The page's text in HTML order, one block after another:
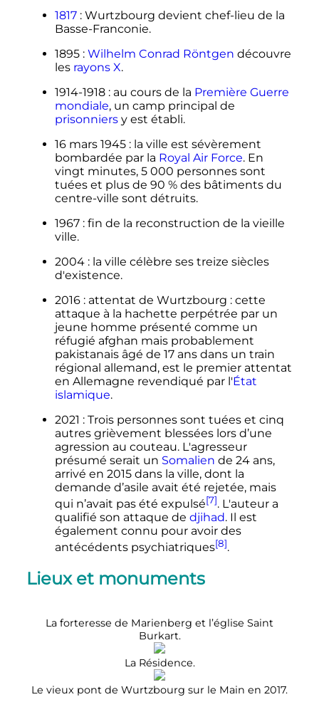
1817 : Wurtzbourg devient chef-lieu de la
Basse-Franconie.
1895 : Wilhelm Conrad Röntgen découvre
les rayons X.
1914-1918 : au cours de la Première Guerre
mondiale, un camp principal de
prisonniersy est établi.
16 mars 1945 : la ville est sévèrement
bombardée par la Royal Air Force. En
vingt minutes, 5 000 personnessont
tuées et plus de 90 % des bâtiments du
centre-ville sont détruits.
1967 : fin de la reconstruction de la vieille
ville.
2004 : la ville célèbre ses treize siècles
d'existence.
2016 : attentat de Wurtzbourg : cette
attaque à la hachette perpétrée par un
jeune homme présenté comme un
réfugié afghan mais probablement
pakistanais âgé de 17 ans dans un train
régional allemand, est le premier attentat
en Allemagne revendiqué par l'État
islamique.
2021 : Trois personnes sont tuées et cinq
autres grièvement blessées lors d’une
agression au couteau. L'agresseur
présumé serait un Somalien de 24 ans,
arrivé en 2015 dans la ville, dont la
demande d’asile avait été rejetée, mais
qui n’avait pas été expulsé[7]. L'auteur a
qualifié son attaque de djihad. Il est
également connu pour avoir des
antécédents psychiatriques[8].
Lieux et monuments
La forteresse de Marienberg et l’église Saint
Burkart.
La Résidence.
Le vieux pont de Wurtzbourg sur le Main en 2017.